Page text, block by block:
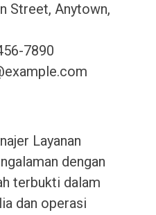
Street, Anytown,
7890
Layanan
dengan
terbukti dalam
dan operasi